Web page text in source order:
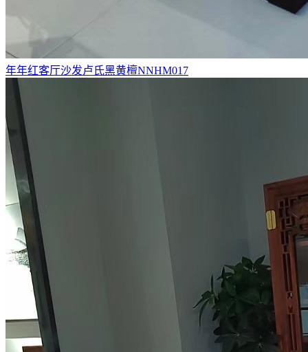
年年红客厅沙发卢氏黑黄檀NNHM017